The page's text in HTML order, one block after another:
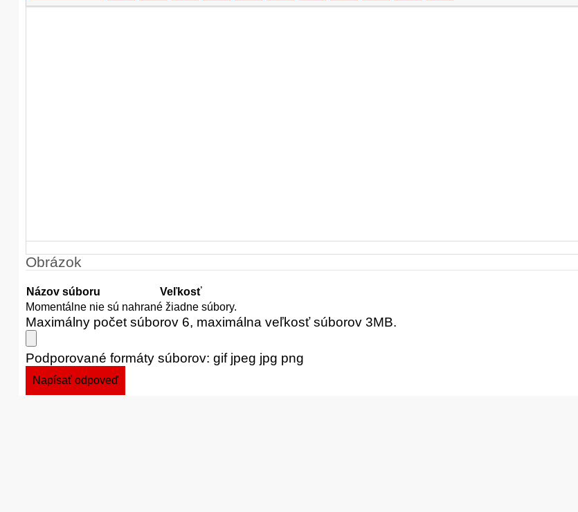
Obrázok
Názov súboru
Veľkosť
Momentálne nie sú nahrané žiadne súbory.
Maximálny počet súborov 6, maximálna veľkosť súborov 3MB.
Podporované formáty súborov: gif jpeg jpg png